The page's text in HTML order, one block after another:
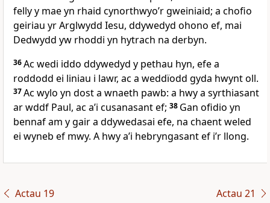
felly y mae yn rhaid cynorthwyo’r gweiniaid; a chofio
geiriau yr Arglwydd Iesu, ddywedyd ohono ef, mai
Dedwydd yw rhoddi yn hytrach na derbyn.
36Ac wedi iddo ddywedyd y pethau hyn, efe a
roddodd ei liniau i lawr, ac a weddïodd gyda hwynt oll.
37Ac wylo yn dost a wnaeth pawb: a hwy a syrthiasant
ar wddf Paul, ac a’i cusanasant ef; 38 Gan ofidio yn
bennaf am y gair a ddywedasai efe, na chaent weled
ei wyneb ef mwy. A hwy a’i hebryngasant ef i’r llong.
Actau 19 Actau 21